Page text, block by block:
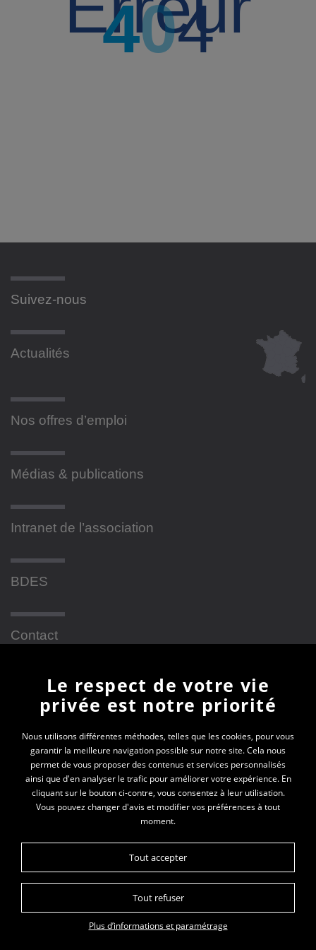
404
Suivez-nous
Actualités
Nos offres d’emploi
Médias & publications
Intranet de l’association
BDES
Contact
Newsletter
En vous inscrivant à la newsletter, vous recevrez
toutes les actualités des PEP 69
Votre e-mail*
Le respect de votre vie
privée est notre priorité
Nous utilisons différentes méthodes, telles que les cookies, pour vous
garantir la meilleure navigation possible sur notre site. Cela nous
permet de vous proposer des contenus et services personnalisés
ainsi que d'en analyser le trafic pour améliorer votre expérience. En
cliquant sur le bouton ci-contre, vous consentez à leur utilisation.
Vous pouvez changer d'avis et modifier vos préférences à tout
moment.
Tout accepter
Tout refuser
Plus d’informations et paramétrage